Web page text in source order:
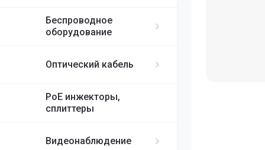
Беспроводное
оборудование
Оптический кабель
PoE инжекторы,
сплиттеры
Видеонаблюдение